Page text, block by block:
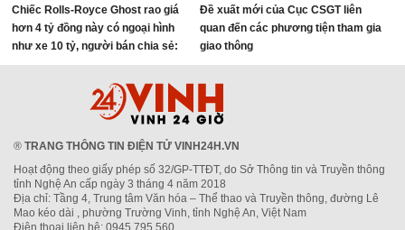
Chiếc Rolls-Royce Ghost rao giá
hơn 4 tỷ đồng này có ngoại hình
như xe 10 tỷ, người bán chia sẻ:
‘Vừa bảo dưỡng lớn 800 triệu đồng’
Đề xuất mới của Cục CSGT liên
quan đến các phương tiện tham gia
giao thông
® TRANG THÔNG TIN ĐIỆN TỬ VINH24H.VN
Hoạt động theo giấy phép số 32/GP-TTĐT, do Sở Thông tin và Truyền thông
tỉnh Nghệ An cấp ngày 3 tháng 4 năm 2018
Địa chỉ: Tầng 4, Trung tâm Văn hóa – Thể thao và Truyền thông, đường Lê
Mao kéo dài , phường Trường Vinh, tỉnh Nghệ An, Việt Nam
Điện thoại liên hệ: 0945.795.560